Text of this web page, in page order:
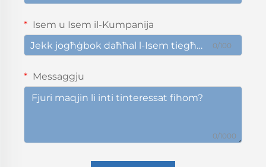
Isem u Isem il-Kumpanija
0/100
Messaggju
0/1000